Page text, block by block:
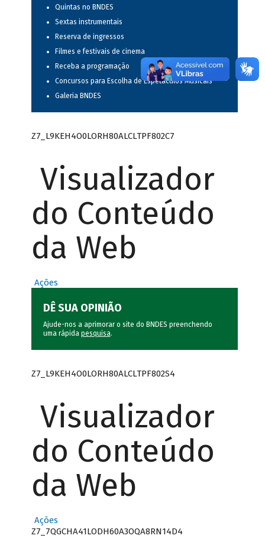
Quintas no BNDES
Sextas instrumentais
Reserva de ingressos
Filmes e festivais de cinema
Receba a programação
Concursos para Escolha de Espetáculos Musicais
Galeria BNDES
Z7_L9KEH4O0LORH80ALCLTPF802C7
Visualizador
do Conteúdo
da Web
Ações
DÊ SUA OPINIÃO
Ajude-nos a aprimorar o site do BNDES preenchendo
uma rápida pesquisa.
Z7_L9KEH4O0LORH80ALCLTPF802S4
Visualizador
do Conteúdo
da Web
Ações
Z7_7QGCHA41LODH60A3OQA8RN14D4